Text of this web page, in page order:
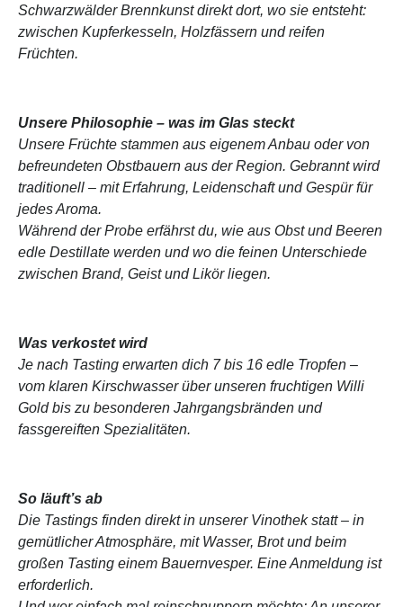
Schwarzwälder Brennkunst direkt dort, wo sie entsteht:
zwischen Kupferkesseln, Holzfässern und reifen
Früchten.
Unsere Philosophie – was im Glas steckt
Unsere Früchte stammen aus eigenem Anbau oder von
befreundeten Obstbauern aus der Region. Gebrannt wird
traditionell – mit Erfahrung, Leidenschaft und Gespür für
jedes Aroma.
Während der Probe erfährst du, wie aus Obst und Beeren
edle Destillate werden und wo die feinen Unterschiede
zwischen Brand, Geist und Likör liegen.
Was verkostet wird
Je nach Tasting erwarten dich 7 bis 16 edle Tropfen –
vom klaren Kirschwasser über unseren fruchtigen Willi
Gold bis zu besonderen Jahrgangsbränden und
fassgereiften Spezialitäten.
So läuft’s ab
Die Tastings finden direkt in unserer Vinothek statt – in
gemütlicher Atmosphäre, mit Wasser, Brot und beim
großen Tasting einem Bauernvesper. Eine Anmeldung ist
erforderlich.